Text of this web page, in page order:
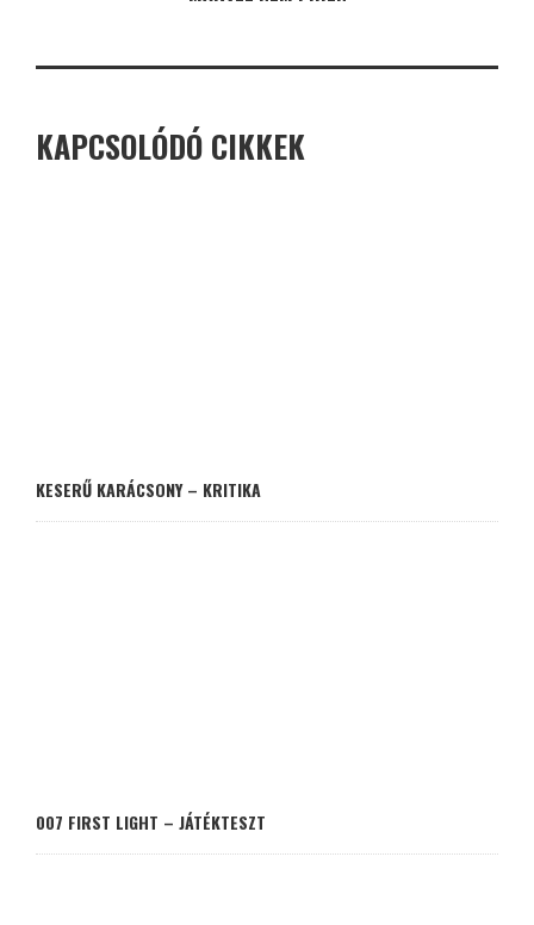
KAPCSOLÓDÓ CIKKEK
KESERŰ KARÁCSONY – KRITIKA
007 FIRST LIGHT – JÁTÉKTESZT